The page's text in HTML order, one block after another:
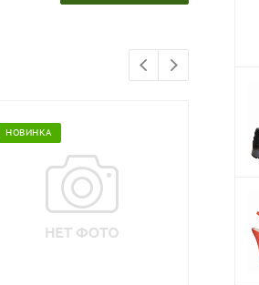
НОВИНКА